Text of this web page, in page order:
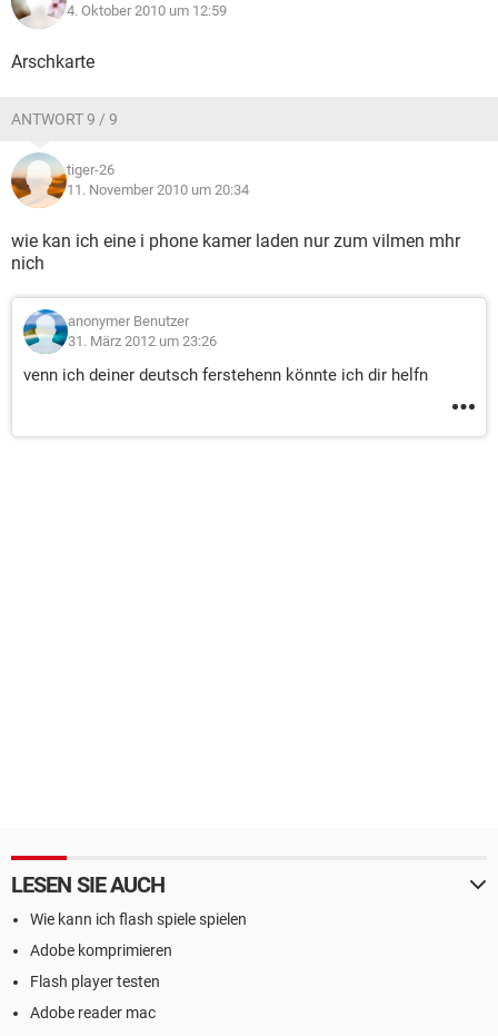
4. Oktober 2010 um 12:59
Arschkarte
ANTWORT 9 / 9
tiger-26
11. November 2010 um 20:34
wie kan ich eine i phone kamer laden nur zum vilmen mhr
nich
anonymer Benutzer
31. März 2012 um 23:26
venn ich deiner deutsch ferstehenn könnte ich dir helfn
LESEN SIE AUCH
Wie kann ich flash spiele spielen
Adobe komprimieren
Flash player testen
Adobe reader mac